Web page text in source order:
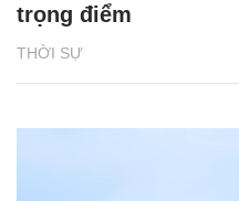
THỜI SỰ
trọng điểm